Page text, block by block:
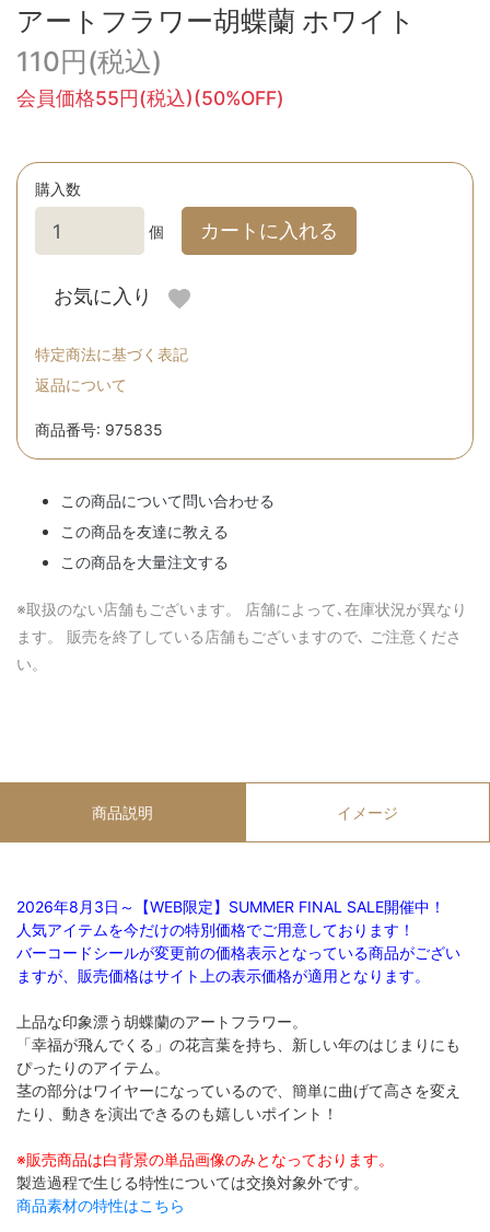
アートフラワー胡蝶蘭 ホワイト
110円(税込)
会員価格55円(税込)(50%OFF)
購入数
個 カートに入れる
お気に入り
特定商法に基づく表記
返品について
商品番号: 975835
この商品について問い合わせる
この商品を友達に教える
この商品を大量注文する
※取扱のない店舗もございます。 店舗によって､在庫状況が異なり
ます。 販売を終了している店舗もございますので､ ご注意くださ
い。
商品説明 イメージ
2026年8月3日～【WEB限定】SUMMER FINAL SALE開催中！
人気アイテムを今だけの特別価格でご用意しております！
バーコードシールが変更前の価格表示となっている商品がござい
ますが、販売価格はサイト上の表示価格が適用となります。
上品な印象漂う胡蝶蘭のアートフラワー。
「幸福が飛んでくる」の花言葉を持ち、新しい年のはじまりにも
ぴったりのアイテム。
茎の部分はワイヤーになっているので、簡単に曲げて高さを変え
たり、動きを演出できるのも嬉しいポイント！
※販売商品は白背景の単品画像のみとなっております。
製造過程で生じる特性については交換対象外です。
商品素材の特性はこちら